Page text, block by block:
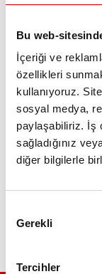
Bu web-
İçeriği ve
özellikleri
kullanıyoruz.
sosyal medya,
paylaşabiliriz. İş
sağladığınız
diğer bilgilerle
Seçimi
Gerekli
Tercihler
625 11
Banner marka
kalitesi (OE).
ÜRÜN
BAYI &